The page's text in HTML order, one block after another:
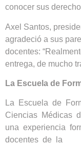
conocer sus
Axel Santos,
agradeció a sus
docentes:
entrega, de mucho
La Escuela de
La Escuela de
Ciencias Médicas
una experiencia
docentes de la